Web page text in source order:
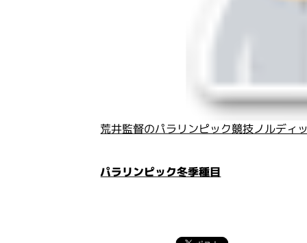
荒井監督のパラリンピック競技ノルディ
パラリンピック冬季種目